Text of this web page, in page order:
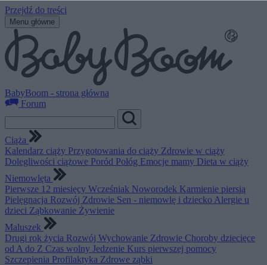
Przejdź do treści
Menu główne
BabyBoom - strona główna
Forum
Ciąża
Kalendarz ciąży Przygotowania do ciąży Zdrowie w ciąży
Dolegliwości ciążowe Poród Połóg Emocje mamy Dieta w ciąży
Niemowlęta
Pierwsze 12 miesięcy Wcześniak Noworodek Karmienie piersią
Pielęgnacja Rozwój Zdrowie Sen - niemowlę i dziecko Alergie u
dzieci Ząbkowanie Żywienie
Maluszek
Drugi rok życia Rozwój Wychowanie Zdrowie Choroby dziecięce
od A do Z Czas wolny Jedzenie Kurs pierwszej pomocy
Szczepienia Profilaktyka Zdrowe ząbki